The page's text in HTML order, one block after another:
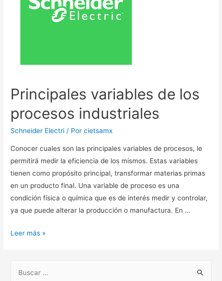
Principales variables de los
procesos industriales
Schneider Electri / Porcietsamx
Conocer cuales son las principales variables de procesos, le
permitirá medir la eficiencia de los mismos. Estas variables
tienen como propósito principal, transformar materias primas
en un producto final. Una variable de proceso es una
condición física o química que es de interés medir y controlar,
ya que puede alterar la producción o manufactura. En …
Leer más »